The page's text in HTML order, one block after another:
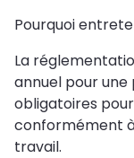
Pourquoi
La
annuel pour une
obligatoires
conformément à
travail.